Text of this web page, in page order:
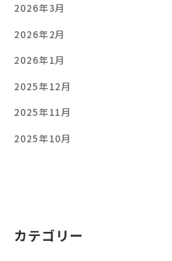
2026年3月
2026年2月
2026年1月
2025年12月
2025年11月
2025年10月
カテゴリー